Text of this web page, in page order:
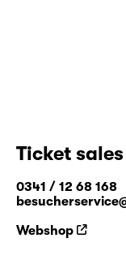
Ticket sales
0341 / 12 68 168
Webshop